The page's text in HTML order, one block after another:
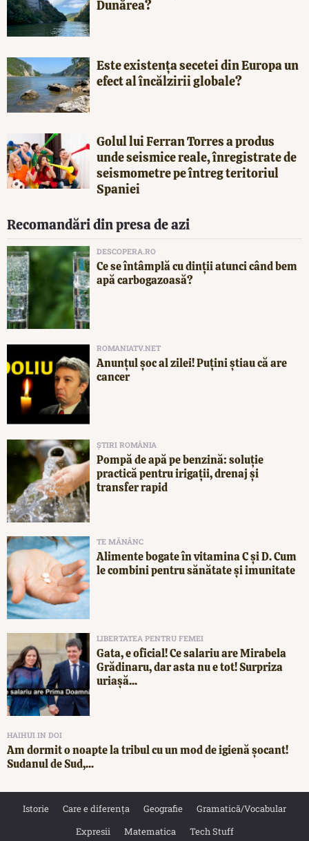
Dunărea?
Este existența secetei din Europa un
efect al încălzirii globale?
Golul lui Ferran Torres a produs
unde seismice reale, înregistrate de
seismometre pe întreg teritoriul
Spaniei
Recomandări din presa de azi
DESCOPERA.RO
Ce se întâmplă cu dinții atunci când bem
apă carbogazoasă?
ROMANIATV.NET
Anunţul şoc al zilei! Puţini ştiau că are
cancer
ȘTIRI ROMÂNIA
Pompă de apă pe benzină: soluție
practică pentru irigații, drenaj și
transfer rapid
TE MĂNÂNC
Alimente bogate în vitamina C și D. Cum
le combini pentru sănătate și imunitate
LIBERTATEA PENTRU FEMEI
Gata, e oficial! Ce salariu are Mirabela
Grădinaru, dar asta nu e tot! Surpriza
uriașă...
HAIHUI IN DOI
Am dormit o noapte la tribul cu un mod de igienă șocant!
Sudanul de Sud,...
Istorie Care e diferența Geografie
Gramatică/Vocabular
Expresii
Matematica Tech Stuff